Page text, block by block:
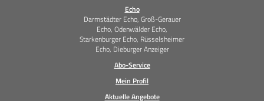
Echo
Darmstädter Echo, Groß-Gerauer
Echo, Odenwälder Echo,
Starkenburger Echo, Rüsselsheimer
Echo, Dieburger Anzeiger
Abo-Service
Mein Profil
Aktuelle Angebote